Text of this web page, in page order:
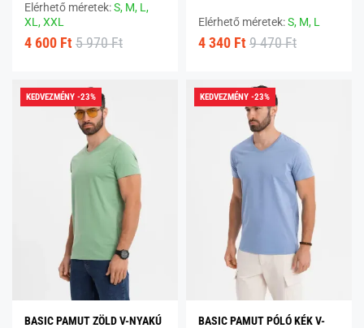
Elérhető méretek:S, M, L,
XL,XXL
4 600 Ft 5 970 Ft
Elérhető méretek:S, M, L
4 340 Ft 9 470 Ft
KEDVEZMÉNY -23%
BASIC PAMUT ZÖLD V-NYAKÚ
KEDVEZMÉNY -23%
BASIC PAMUT PÓLÓ KÉK V-